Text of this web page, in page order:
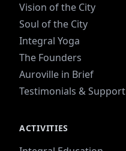
Vision of the City
Soul of the City
Integral Yoga
The Founders
Auroville in Brief
Testimonials & Support
ACTIVITIES